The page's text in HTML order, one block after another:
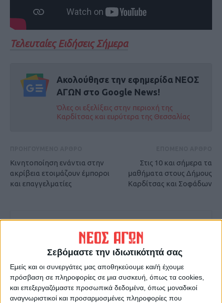
Σεβόμαστε την ιδιωτικότητά σας
Εμείς και οι συνεργάτες μας αποθηκεύουμε και/ή έχουμε
πρόσβαση σε πληροφορίες σε μια συσκευή, όπως τα cookies,
και επεξεργαζόμαστε προσωπικά δεδομένα, όπως μοναδικοί
αναγνωριστικοί και προσαρμοσμένες πληροφορίες που
Τελευταίες Ειδήσεις Σήμερα
Ακολούθησε την εφημερίδα ΝΕΟΣ
ΑΓΩΝ στο Google News!
Όλες οι εξελίξεις στην περιοχή της
Καρδίτσας και ευρύτερα της Θεσσαλίας
Κινητοποίηση ενάντια στην
ακρίβεια ετοιμάζουν έμποροι
και επαγγελματίες
Στις 10 και σήμερα τα
μαθήματα στους Δήμους
Καρδίτσας και Σοφάδων
Θεοδόσης Κατσάρας
https://neosagon.gr